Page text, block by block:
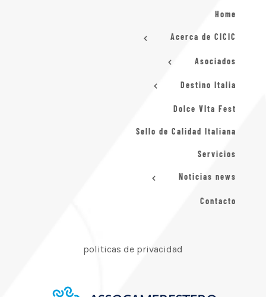
Home
Acerca de CICIC
Asociados
Destino Italia
Dolce VIta Fest
Sello de Calidad Italiana
Servicios
Noticias news
Contacto
politicas de privacidad